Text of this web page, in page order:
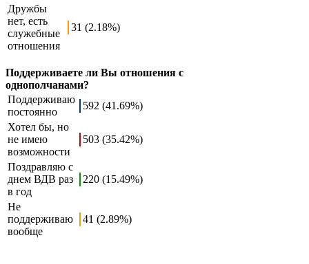
Дружбы
нет, есть
служебные
отношения
31 (2.18%)
Поддерживаете ли Вы отношения с
однополчанами?
Поддерживаю
постоянно
592 (41.69%)
Хотел бы, но
не имею
возможности
503 (35.42%)
Поздравляю с
днем ВДВ раз
в год
220 (15.49%)
Не
поддерживаю
вообще
41 (2.89%)